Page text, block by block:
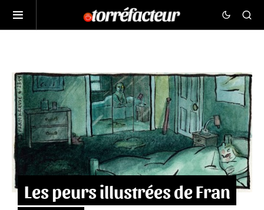
Les peurs illustrées de Fran